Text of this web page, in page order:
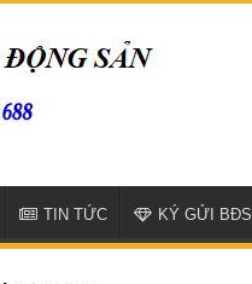
TIN TỨC KÝ GỬI BĐS